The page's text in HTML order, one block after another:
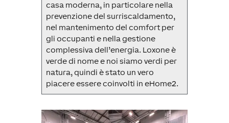
casa moderna, in particolare nella
prevenzione del surriscaldamento,
nel mantenimento del comfort per
gli occupanti e nella gestione
complessiva dell’energia. Loxone è
verde di nome e noi siamo verdi per
natura, quindi è stato un vero
piacere essere coinvolti in eHome2.